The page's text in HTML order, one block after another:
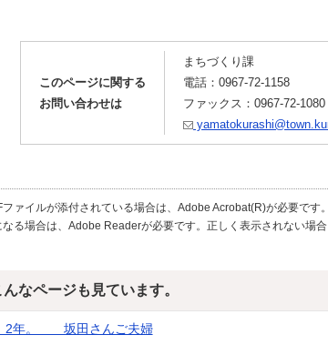
このページに関する
お問い合わせは
まちづくり課
電話： 0967-72-1158
ファックス：0967-72-1080
ァイルが添付されている場合は、Adobe Acrobat(R)が必要です。
なる場合は、Adobe Readerが必要です。正しく表示されない場
なページも見ています。
2年。 坂田さんご夫婦